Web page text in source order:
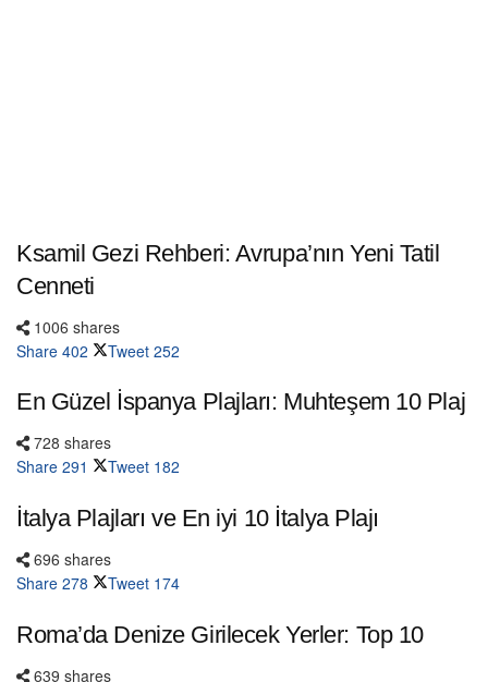
Ksamil Gezi Rehberi: Avrupa’nın Yeni Tatil
Cenneti
1006 shares
Share 402 Tweet 252
En Güzel İspanya Plajları: Muhteşem 10 Plaj
728 shares
Share 291 Tweet 182
İtalya Plajları ve En iyi 10 İtalya Plajı
696 shares
Share 278 Tweet 174
Roma’da Denize Girilecek Yerler: Top 10
639 shares